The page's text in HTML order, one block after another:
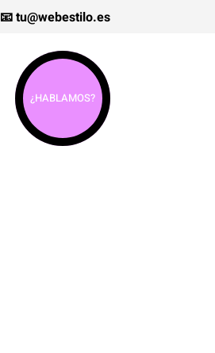
📧 tu@webestilo.es
¿HABLAMOS?